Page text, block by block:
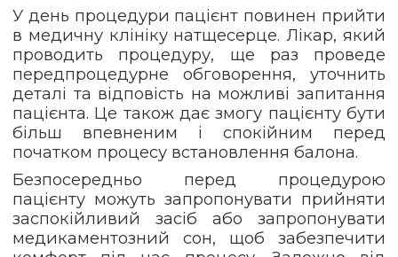
У день процедури пацієнт повинен прийти
в медичну клініку натщесерце. Лікар, який
проводить процедуру, ще раз проведе
передпроцедурне обговорення, уточнить
деталі та відповість на можливі запитання
пацієнта. Це також дає змогу пацієнту бути
більш впевненим і спокійним перед
початком процесу встановлення балона.
Безпосередньо перед процедурою
пацієнту можуть запропонувати прийняти
заспокійливий засіб або запропонувати
медикаментозний сон, щоб забезпечити